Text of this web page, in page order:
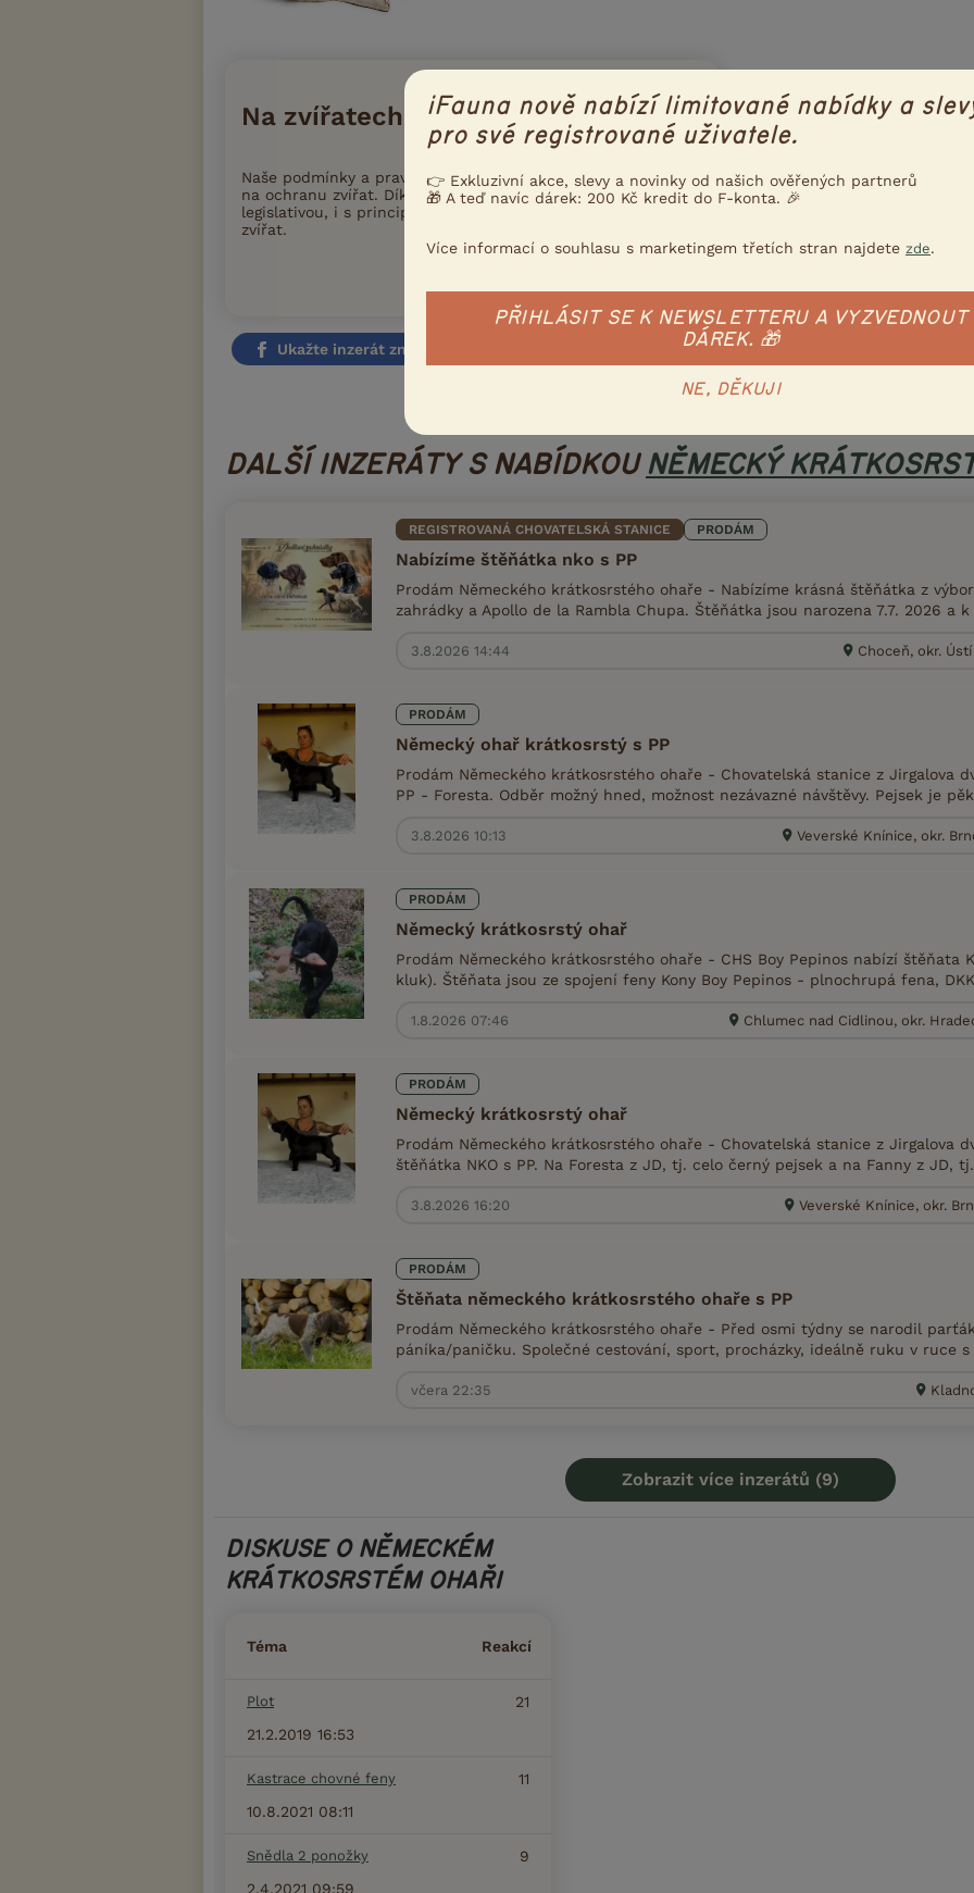
Na zvířatech záleží
Naše podmínky a pravidla inzerce konzultujeme s Nadací
na ochranu zvířat. Díky tomu iFauna drží krok s aktuální
legislativou, i s principy moderního a etického chovu
zvířat.
Ukažte inzerát známým! Poslat inzerát e-mailem
DALŠÍ INZERÁTY S NABÍDKOU NĚMECKÝ
REGISTROVANÁ CHOVATELSKÁ STANICE PRODÁM
Nabízíme štěňátka nko s PP
Prodám Německého krátkosrstého ohaře - Nabízíme krásná štěňátka z
zahrádky a Apollo de la Rambla Chupa. Štěňátka jsou narozena 7.7. 2026 a
3.8.2026 14:44 Choceň, okr.
PRODÁM
Německý ohař krátkosrstý s PP
Prodám Německého krátkosrstého ohaře - Chovatelská stanice z Jirgalova
PP - Foresta. Odběr možný hned, možnost nezávazné návštěvy. Pejsek je
3.8.2026 10:13 Veverské Knínice, okr.
PRODÁM
Německý krátkosrstý ohař
Prodám Německého krátkosrstého ohaře - CHS Boy Pepinos nabízí štěňata
kluk). Štěňata jsou ze spojení feny Kony Boy Pepinos - plnochrupá fena,
1.8.2026 07:46 Chlumec nad Cidlinou, okr.
PRODÁM
Německý krátkosrstý ohař
Prodám Německého krátkosrstého ohaře - Chovatelská stanice z Jirgalova
štěňátka NKO s PP. Na Foresta z JD, tj. celo černý pejsek a na Fanny z JD,
3.8.2026 16:20 Veverské Knínice, okr.
PRODÁM
Štěňata německého krátkosrstého ohaře s PP
Prodám Německého krátkosrstého ohaře - Před osmi týdny se narodil
páníka/paničku. Společné cestování, sport, procházky, ideálně ruku v ruce
včera 22:35
Zobrazit více inzerátů (9)
DISKUSE O NĚMECKÉM
KRÁTKOSRSTÉM OHAŘI
Téma Reakcí
Plot
21
21.2.2019 16:53
Kastrace chovné feny
11
10.8.2021 08:11
Snědla 2 ponožky
9
2.4.2021 09:59
iFauna nově nabízí limitované nabídky a
pro své registrované uživatele.
👉 Exkluzivní akce, slevy a novinky od našich ověřených partnerů
🎁 A teď navíc dárek: 200 Kč kredit do F-konta. 🎉
Více informací o souhlasu s marketingem třetích stran najdete zde.
PŘIHLÁSIT SE K NEWSLETTERU A VYZVEDNOUT
DÁREK. 🎁
NE, DĚKUJI